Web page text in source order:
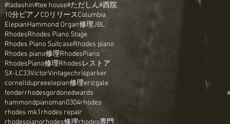
#tadashin#tee house#ただしん#西院
10分ピアノ CDリリースColumbia
ElepianHammond Organ修理JBL
RhodesRhodes Piano Stage
Rhodes Piano SuitcaseRhodes piano
Rhodes piano修理RhodesPiano
RhodesPiano修理Rhodesレストア
SX-LC33VictorVintagechrisparker
cornelldupreeelepian修理ericgale
fenderrhodesgordonedwards
hammondpianoman0304rhodes
rhodes mk1rhodes repair
rhodespianorhodes修理rhodes専門